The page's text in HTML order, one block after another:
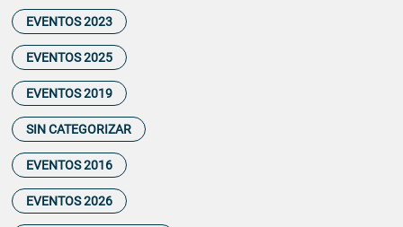
EVENTOS 2023
EVENTOS 2025
EVENTOS 2019
SIN CATEGORIZAR
EVENTOS 2016
EVENTOS 2026